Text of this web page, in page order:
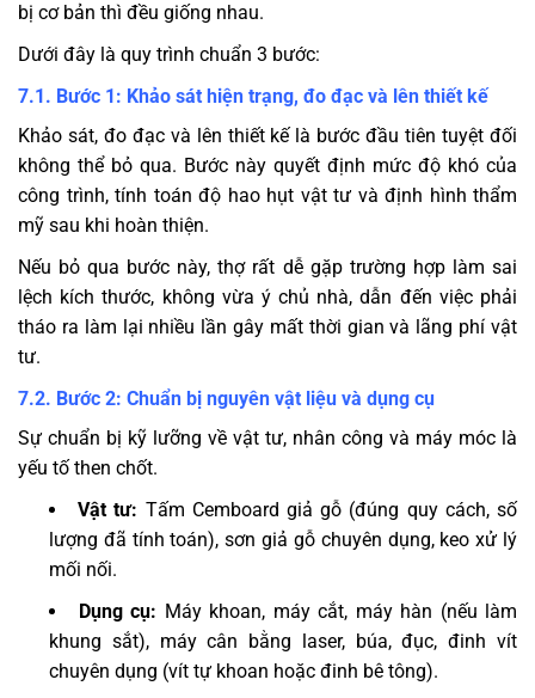
bị cơ bản thì đều giống nhau.
Dưới đây là quy trình chuẩn 3 bước:
7.1. Bước 1: Khảo sát hiện trạng, đo đạc và lên thiết kế
Khảo sát, đo đạc và lên thiết kế là bước đầu tiên tuyệt đối
không thể bỏ qua. Bước này quyết định mức độ khó của
công trình, tính toán độ hao hụt vật tư và định hình thẩm
mỹ sau khi hoàn thiện.
Nếu bỏ qua bước này, thợ rất dễ gặp trường hợp làm sai
lệch kích thước, không vừa ý chủ nhà, dẫn đến việc phải
tháo ra làm lại nhiều lần gây mất thời gian và lãng phí vật
tư.
7.2. Bước 2: Chuẩn bị nguyên vật liệu và dụng cụ
Sự chuẩn bị kỹ lưỡng về vật tư, nhân công và máy móc là
yếu tố then chốt.
Vật tư: Tấm Cemboard giả gỗ (đúng quy cách, số
lượng đã tính toán), sơn giả gỗ chuyên dụng, keo xử lý
mối nối.
Dụng cụ: Máy khoan, máy cắt, máy hàn (nếu làm
khung sắt), máy cân bằng laser, búa, đục, đinh vít
chuyên dụng (vít tự khoan hoặc đinh bê tông).